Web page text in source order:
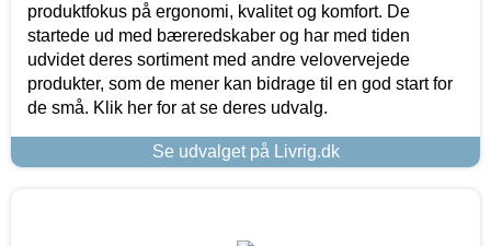
produktfokus på ergonomi, kvalitet og komfort. De
startede ud med bæreredskaber og har med tiden
udvidet deres sortiment med andre velovervejede
produkter, som de mener kan bidrage til en god start for
de små. Klik her for at se deres udvalg.
Se udvalget på Livrig.dk